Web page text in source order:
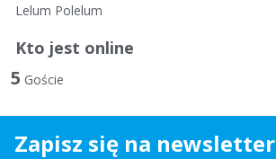
Lelum Polelum
Kto jest online
5 Goście
Zapisz się na newsletter